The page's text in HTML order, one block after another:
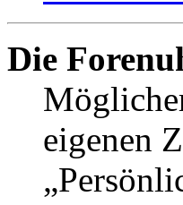
Die
eigenen